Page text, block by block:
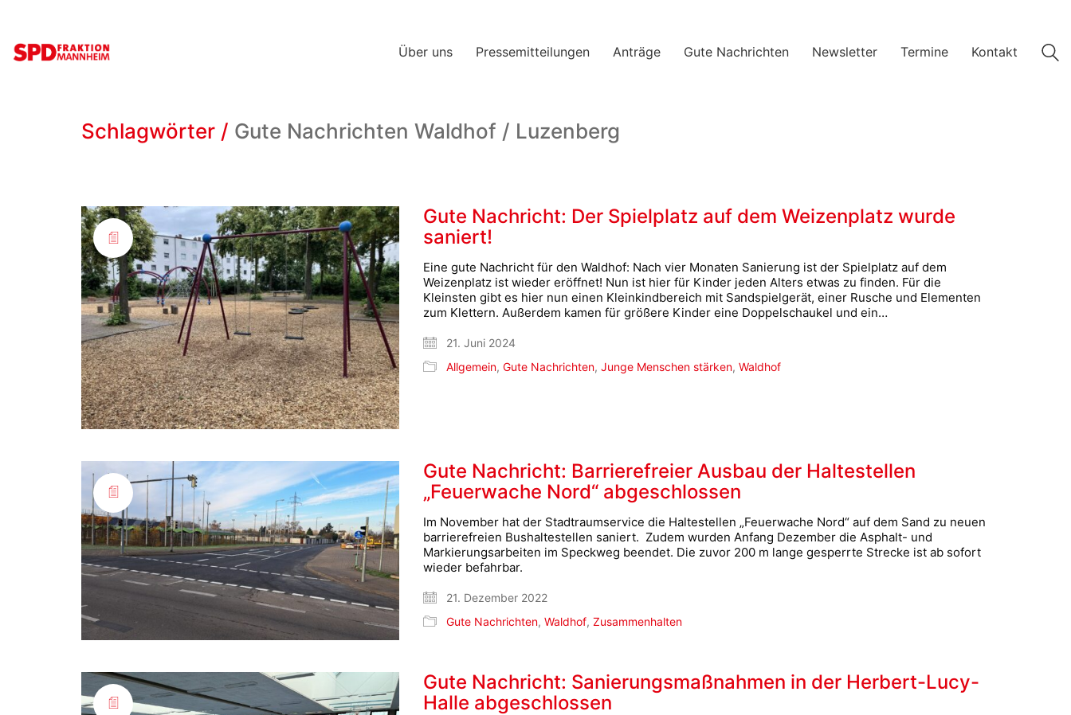
Über uns Pressemitteilungen Anträge Gute Nachrichten Newsletter Termine Kontakt
Schlagwörter / Gute Nachrichten Waldhof / Luzenberg
Gute Nachricht: Der Spielplatz auf dem Weizenplatz wurde
saniert!
Eine gute Nachricht für den Waldhof: Nach vier Monaten Sanierung ist der Spielplatz auf dem
Weizenplatz ist wieder eröffnet! Nun ist hier für Kinder jeden Alters etwas zu finden. Für die
Kleinsten gibt es hier nun einen Kleinkindbereich mit Sandspielgerät, einer Rusche und Elementen
zum Klettern. Außerdem kamen für größere Kinder eine Doppelschaukel und ein…
21. Juni 2024
Allgemein, Gute Nachrichten, Junge Menschen stärken, Waldhof
Gute Nachricht: Barrierefreier Ausbau der Haltestellen
„Feuerwache Nord“ abgeschlossen
Im November hat der Stadtraumservice die Haltestellen „Feuerwache Nord“ auf dem Sand zu neuen
barrierefreien Bushaltestellen saniert. Zudem wurden Anfang Dezember die Asphalt- und
Markierungsarbeiten im Speckweg beendet. Die zuvor 200 m lange gesperrte Strecke ist ab sofort
wieder befahrbar.
21. Dezember 2022
Gute Nachrichten, Waldhof, Zusammenhalten
Gute Nachricht: Sanierungsmaßnahmen in der Herbert-Lucy-
Halle abgeschlossen